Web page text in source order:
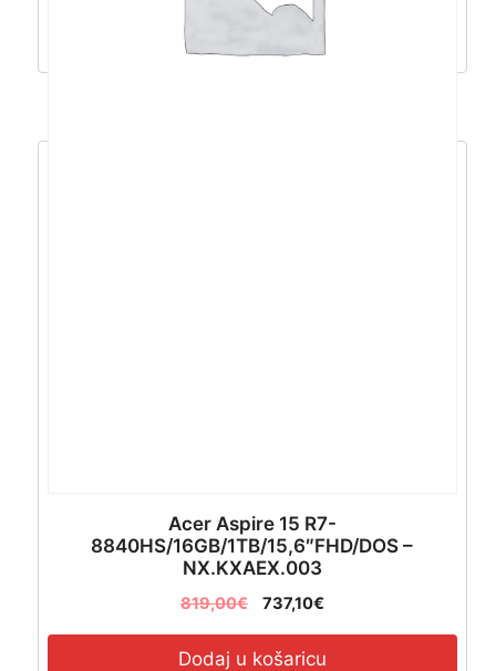
Dodaj u košaricu
Acer Aspire 15 R7-
8840HS/16GB/1TB/15,6″FHD/DOS –
NX.KXAEX.003
819,00€ 737,10€
Dodaj u košaricu